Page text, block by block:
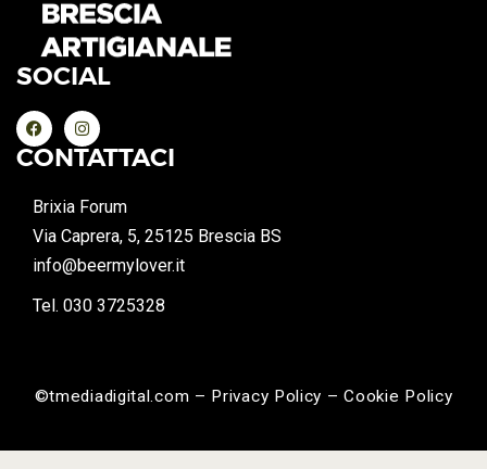
SOCIAL
CONTATTACI
Brixia Forum
Via Caprera, 5, 25125 Brescia BS
info@beermylover.it
Tel. 030 3725328
©tmediadigital.com – Privacy Policy – Cookie Policy